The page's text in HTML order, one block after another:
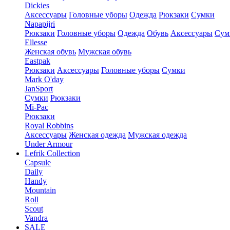
Dickies
Аксессуары Головные уборы Одежда Рюкзаки Сумки
Napapijri
Рюкзаки Головные уборы Одежда Обувь Аксессуары
Ellesse
Женская обувь Мужская обувь
Eastpak
Рюкзаки Аксессуары Головные уборы Сумки
Mark O'day
JanSport
Сумки Рюкзаки
Mi-Pac
Рюкзаки
Royal Robbins
Аксессуары Женская одежда Мужская одежда
Under Armour
Lefrik Collection
Capsule
Daily
Handy
Mountain
Roll
Scout
Vandra
SALE